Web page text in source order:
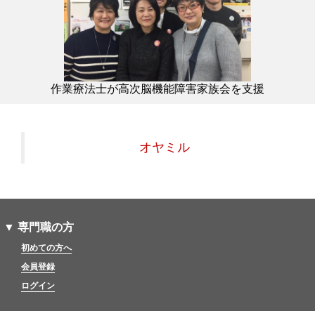
作業療法士が高次脳機能障害家族会を支援
オヤミル
▼ 専門職の方
初めての方へ
会員登録
ログイン